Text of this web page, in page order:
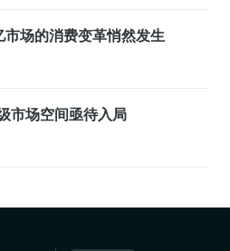
市场的消费变革悄然发生
市场空间亟待入局